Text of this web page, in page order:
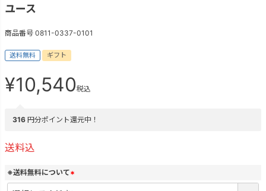
ユース
商品番号 0811-0337-0101
送料無料 ギフト
¥10,540税込
316 円分ポイント還元中！
送料込
※送料無料について
(